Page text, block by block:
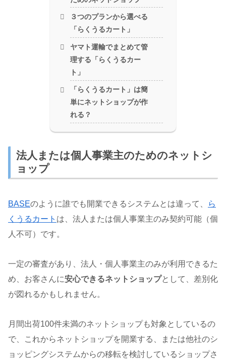
３つのプランから選べる
「らくうるカート」
ヤマト運輸でまとめて管
理する「らくうるカー
ト」
「らくうるカート」は簡
単にネットショップが作
れる？
法人または個人事業主のためのネットシ
ョップ
BASEのように誰でも開業できるシステムとは違って、
ら
くうるカート は、法人または個人事業主のみ契約可能（個
人不可）です。
一定の審査があり、法人・個人事業主のみが利用できるた
め、お客さんに安心できるネットショップとして、差別化
が図れるかもしれません。
月間出荷100件未満のネットショップも対象としているの
で、これからネットショップを開業する、または他社のシ
ョッピングシステムからの移転を検討しているショップさ